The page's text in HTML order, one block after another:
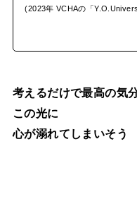
(2023年 VCHAの「
考えるだけで最高の気
この光に
心が溺れてしまいそう